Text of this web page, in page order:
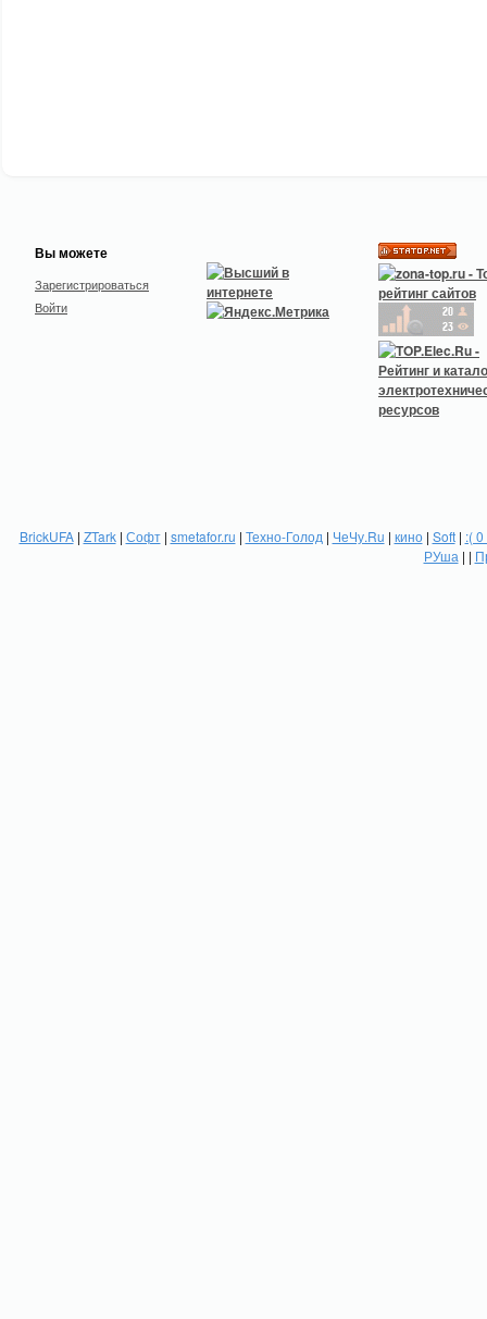
Вы можете
Зарегистрироваться
Войти
BrickUFA| ZTark| Софт| smetafor.ru | Техно-Голод | ЧеЧу.Ru | кино| Soft| :(
РУша | |